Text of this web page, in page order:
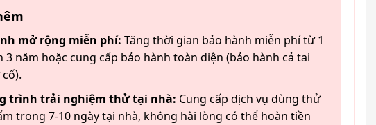
mở rộng miễn phí: Tăng thời gian bảo hành miễn phí từ 1
3 năm hoặc cung cấp bảo hành toàn diện (bảo hành cả tai
trình trải nghiệm thử tại nhà: Cung cấp dịch vụ dùng thử
trong 7-10 ngày tại nhà, không hài lòng có thể hoàn tiền